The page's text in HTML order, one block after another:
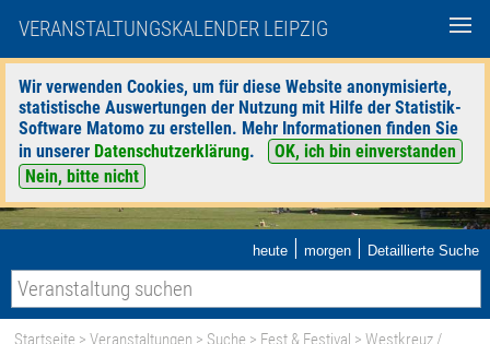
VERANSTALTUNGSKALENDER LEIPZIG
Wir verwenden Cookies, um für diese Website anonymisierte,
statistische Auswertungen der Nutzung mit Hilfe der Statistik-
Software Matomo zu erstellen. Mehr Informationen finden Sie
in unserer Datenschutzerklärung.
OK, ich bin einverstanden
Nein, bitte nicht
heute | morgen | Detaillierte Suche
Startseite >Veranstaltungen > Suche > Fest & Festival >Westkreuz /